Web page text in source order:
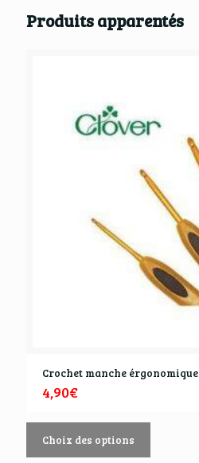
Produits apparentés
Crochet manche érgonomique
4,90€
Choix des options